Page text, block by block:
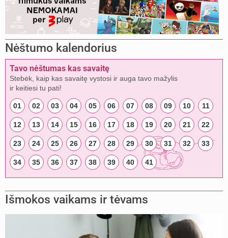
Nėštumo kalendorius
Tavo nėštumas kas savaitę
Stebėk, kaip kas savaitę vystosi ir auga tavo mažylis
ir keitiesi tu pati!
01 02 03 04 05 06 07 08 09 10 11
12 13 14 15 16 17 18 19 20 21 22
23 24 25 26 27 28 29 30 31 32 33
34 35 36 37 38 39 40 41
Išmokos vaikams ir tėvams